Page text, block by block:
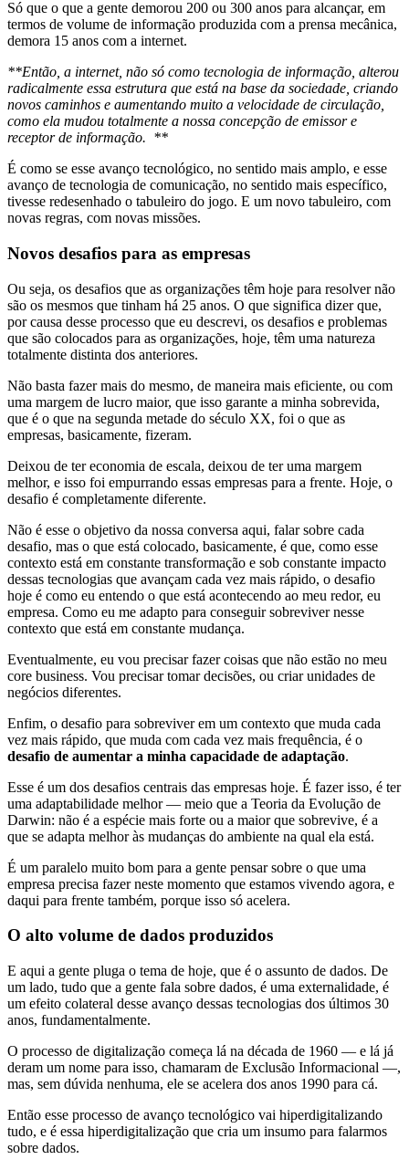
Só que o que a gente demorou 200 ou 300 anos para alcançar, em
termos de volume de informação produzida com a prensa mecânica,
demora 15 anos com a internet.
**Então, a internet, não só como tecnologia de informação, alterou
radicalmente essa estrutura que está na base da sociedade, criando
novos caminhos e aumentando muito a velocidade de circulação,
como ela mudou totalmente a nossa concepção de emissor e
receptor de informação. **
É como se esse avanço tecnológico, no sentido mais amplo, e esse
avanço de tecnologia de comunicação, no sentido mais específico,
tivesse redesenhado o tabuleiro do jogo. E um novo tabuleiro, com
novas regras, com novas missões.
Novos desafios para as empresas
Ou seja, os desafios que as organizações têm hoje para resolver não
são os mesmos que tinham há 25 anos. O que significa dizer que,
por causa desse processo que eu descrevi, os desafios e problemas
que são colocados para as organizações, hoje, têm uma natureza
totalmente distinta dos anteriores.
Não basta fazer mais do mesmo, de maneira mais eficiente, ou com
uma margem de lucro maior, que isso garante a minha sobrevida,
que é o que na segunda metade do século XX, foi o que as
empresas, basicamente, fizeram.
Deixou de ter economia de escala, deixou de ter uma margem
melhor, e isso foi empurrando essas empresas para a frente. Hoje, o
desafio é completamente diferente.
Não é esse o objetivo da nossa conversa aqui, falar sobre cada
desafio, mas o que está colocado, basicamente, é que, como esse
contexto está em constante transformação e sob constante impacto
dessas tecnologias que avançam cada vez mais rápido, o desafio
hoje é como eu entendo o que está acontecendo ao meu redor, eu
empresa. Como eu me adapto para conseguir sobreviver nesse
contexto que está em constante mudança.
Eventualmente, eu vou precisar fazer coisas que não estão no meu
core business. Vou precisar tomar decisões, ou criar unidades de
negócios diferentes.
Enfim, o desafio para sobreviver em um contexto que muda cada
vez mais rápido, que muda com cada vez mais frequência, é o
desafio de aumentar a minha capacidade de adaptação.
Esse é um dos desafios centrais das empresas hoje. É fazer isso, é ter
uma adaptabilidade melhor — meio que a Teoria da Evolução de
Darwin: não é a espécie mais forte ou a maior que sobrevive, é a
que se adapta melhor às mudanças do ambiente na qual ela está.
É um paralelo muito bom para a gente pensar sobre o que uma
empresa precisa fazer neste momento que estamos vivendo agora, e
daqui para frente também, porque isso só acelera.
O alto volume de dados produzidos
E aqui a gente pluga o tema de hoje, que é o assunto de dados. De
um lado, tudo que a gente fala sobre dados, é uma externalidade, é
um efeito colateral desse avanço dessas tecnologias dos últimos 30
anos, fundamentalmente.
O processo de digitalização começa lá na década de 1960 — e lá já
deram um nome para isso, chamaram de Exclusão Informacional —,
mas, sem dúvida nenhuma, ele se acelera dos anos 1990 para cá.
Então esse processo de avanço tecnológico vai hiperdigitalizando
tudo, e é essa hiperdigitalização que cria um insumo para falarmos
sobre dados.